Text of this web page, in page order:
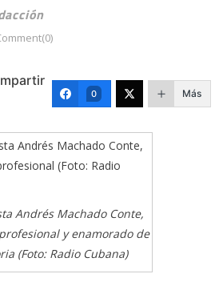
0 Más
Andrés Machado Conte,
y enamorado de
(Foto: Radio Cubana)